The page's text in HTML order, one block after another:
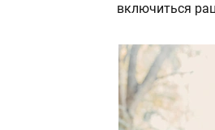
включиться